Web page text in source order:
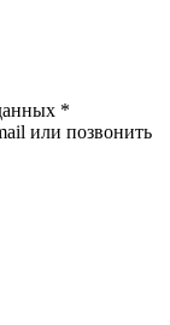
*
или позвонить